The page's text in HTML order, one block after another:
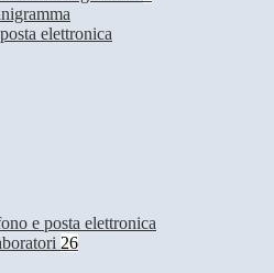
elettronica
e posta elettronica
26